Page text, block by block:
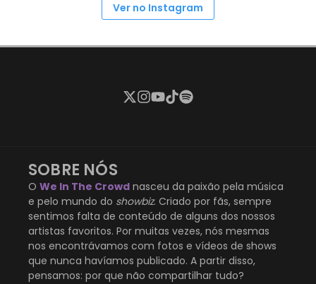
Ver no Instagram
SOBRE NÓS
O We In The Crowd nasceu da paixão pela música
e pelo mundo do showbiz. Criado por fãs, sempre
sentimos falta de conteúdo de alguns dos nossos
artistas favoritos. Por muitas vezes, nós mesmas
nos encontrávamos com fotos e vídeos de shows
que nunca havíamos publicado. A partir disso,
pensamos: por que não compartilhar tudo?